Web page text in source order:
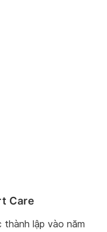
Care
thành lập vào năm